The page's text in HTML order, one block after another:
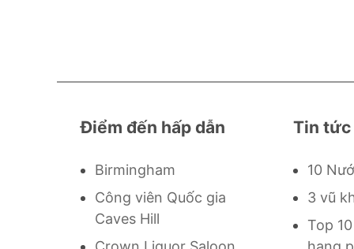
Điểm đến hấp dẫn
Birmingham
Công viên Quốc gia
Caves Hill
Tin tức
10
3 vũ
Top